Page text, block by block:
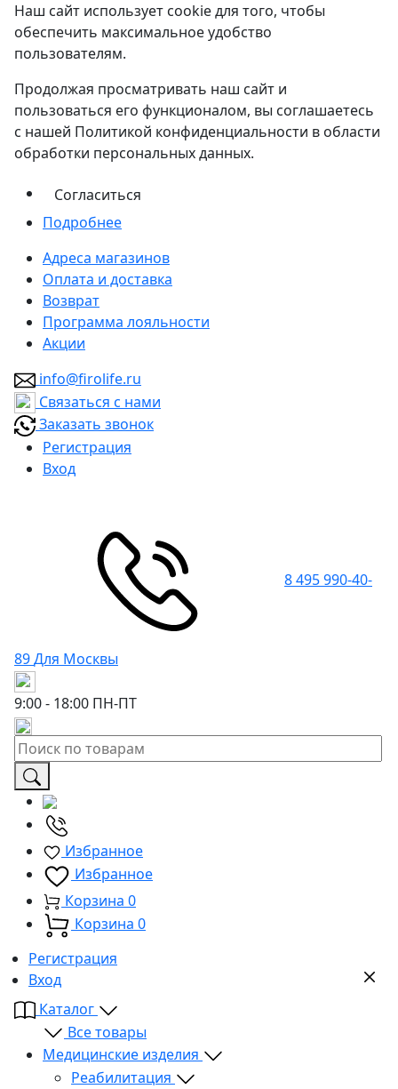
Наш сайт использует cookie для того, чтобы
обеспечить максимальное удобство
пользователям.
Продолжая просматривать наш сайт и
пользоваться его функционалом, вы соглашаетесь
с нашей Политикой конфиденциальности в области
обработки персональных данных.
Согласиться
Подробнее
Адреса магазинов
Оплата и доставка
Возврат
Программа лояльности
Акции
info@firolife.ru
Связаться с нами
Заказать звонок
Регистрация
Вход
8 495 990-40-
89Для Москвы
9:00 - 18:00 ПН-ПТ
Избранное
Избранное
Корзина 0
Корзина 0
Регистрация
Вход
Каталог
Все товары
Медицинские изделия
Реабилитация